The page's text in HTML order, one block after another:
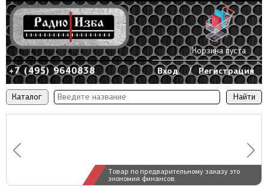
Каталог
Товар по предварительному заказу это
экономия финансов.
+7 (495) 9640838 Вход / Регистрация
Корзина пуста